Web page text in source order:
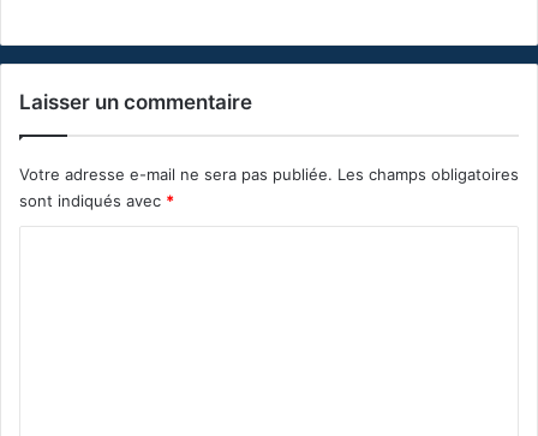
Laisser un commentaire
Votre adresse e-mail ne sera pas publiée. Les champs obligatoires
sont indiqués avec *